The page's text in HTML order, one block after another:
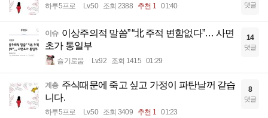
하루5프로 Lv.50 조회 2388 추천 1 01:40 댓글
이슈 이상주의적 말씀” “北 주적 변함없다”… 사면
초가 통일부
슬기로움 Lv.92 조회 1415 01:29
14
댓글
계층 주식때문에 죽고 싶고 가정이 파탄날꺼 같습
니다.
하루5프로 Lv.50 조회 3409 추천 1 01:23
8
댓글